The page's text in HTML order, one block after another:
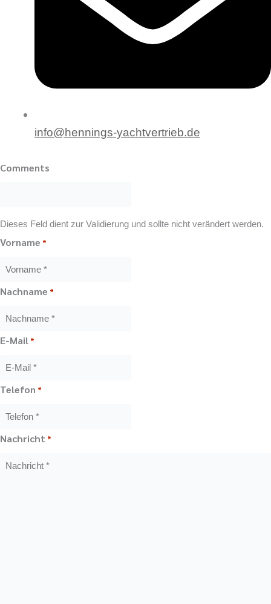
info@hennings-yachtvertrieb.de
Comments
Dieses Feld dient zur Validierung und sollte nicht verändert werden.
Vorname *
Nachname *
E-Mail *
Telefon *
Nachricht *